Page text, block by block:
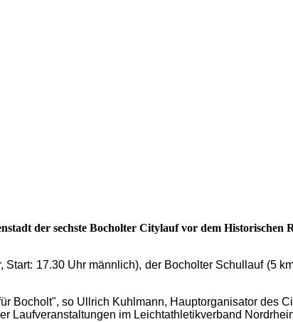
der sechste Bocholter Citylauf vor dem Historischen
17.30 Uhr männlich), der Bocholter Schullauf (5
Bocholt", so Ullrich Kuhlmann, Hauptorganisator des
Laufveranstaltungen im Leichtathletikverband